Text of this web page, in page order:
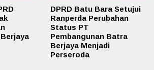
DPRD Batu Bara Setujui
Ranperda Perubahan
Status PT
Pembangunan Batra
Berjaya Menjadi
Perseroda